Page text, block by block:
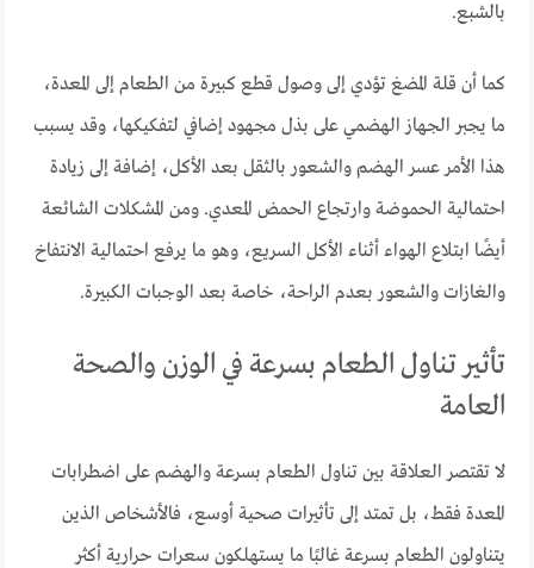
بالشبع.
كما أن قلة المضغ تؤدي إلى وصول قطع كبيرة من الطعام إلى المعدة،
ما يجبر الجهاز الهضمي على بذل مجهود إضافي لتفكيكها، وقد يسبب
هذا الأمر عسر الهضم والشعور بالثقل بعد الأكل، إضافة إلى زيادة
احتمالية الحموضة وارتجاع الحمض المعدي. ومن المشكلات الشائعة
أيضًا ابتلاع الهواء أثناء الأكل السريع، وهو ما يرفع احتمالية الانتفاخ
والغازات والشعور بعدم الراحة، خاصة بعد الوجبات الكبيرة.
تأثير تناول الطعام بسرعة في الوزن والصحة
العامة
لا تقتصر العلاقة بين تناول الطعام بسرعة والهضم على اضطرابات
المعدة فقط، بل تمتد إلى تأثيرات صحية أوسع، فالأشخاص الذين
يتناولون الطعام بسرعة غالبًا ما يستهلكون سعرات حرارية أكثر